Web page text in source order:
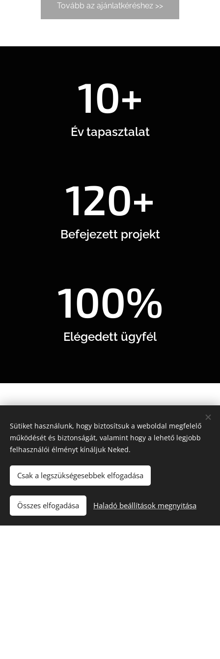
Tovább az ajánlatkéréshez >>
10+
Év tapasztalat
120+
Befejezett projekt
100%
Elégedett ügyfél
Milyen
minőségre
számíthat?
Sütiket használunk, hogy biztosítsuk a weboldal megfelelő
működését és biztonságát, valamint hogy a lehető legjobb
felhasználói élményt kínáljuk Neked.
Csak a legszükségesebbek elfogadása
Összes elfogadása Haladó beállítások megnyitása